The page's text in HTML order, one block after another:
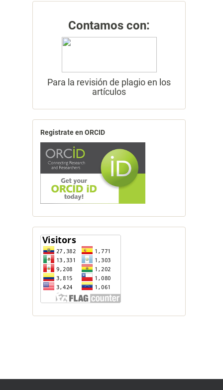
Contamos con:
Para la revisión de plagio en los
artículos
Registrate en ORCID